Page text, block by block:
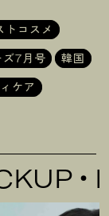
トコスメ
ズ7月号
韓国
ケア